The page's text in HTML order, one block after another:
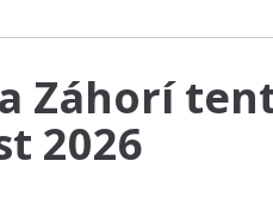
Záhorí
2026